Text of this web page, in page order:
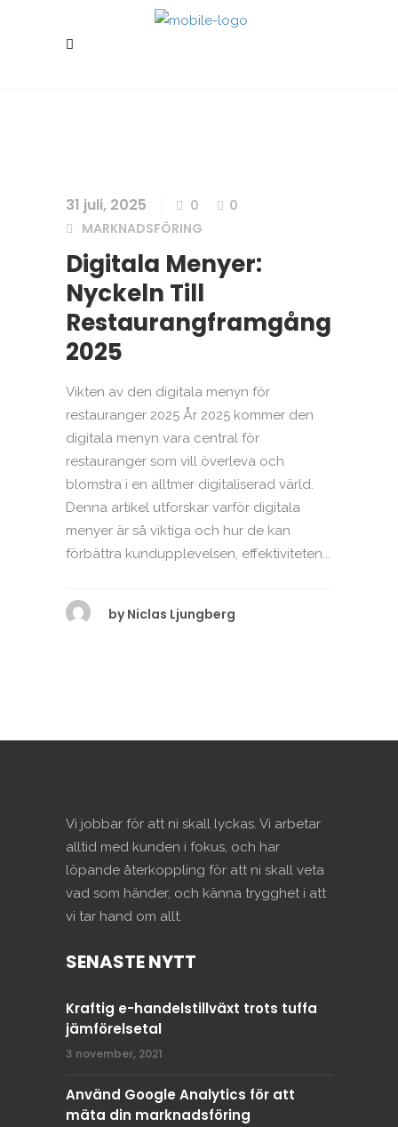
31 juli, 2025 0
0
MARKNADSFÖRING
Digitala Menyer:
Nyckeln Till
Restaurangframgång
2025
Vikten av den digitala menyn för
restauranger 2025 År 2025 kommer den
digitala menyn vara central för
restauranger som vill överleva och
blomstra i en alltmer digitaliserad värld.
Denna artikel utforskar varför digitala
menyer är så viktiga och hur de kan
förbättra kundupplevelsen, effektiviteten...
by Niclas Ljungberg
Vi jobbar för att ni skall lyckas. Vi arbetar
alltid med kunden i fokus, och har
löpande återkoppling för att ni skall veta
vad som händer, och känna trygghet i att
vi tar hand om allt.
SENASTE NYTT
Kraftig e-handelstillväxt trots tuffa
jämförelsetal
3 november, 2021
Använd Google Analytics för att
mäta din marknadsföring